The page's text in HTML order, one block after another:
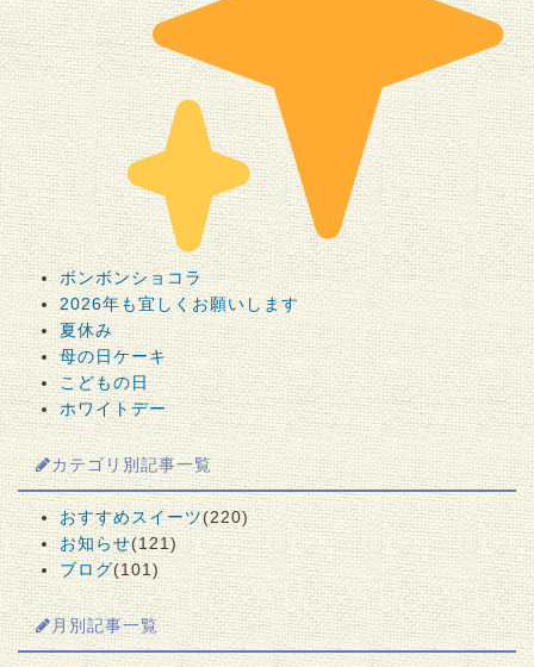
ボンボンショコラ
2026年も宜しくお願いします
夏休み
母の日ケーキ
こどもの日
ホワイトデー
カテゴリ別記事一覧
おすすめスイーツ(220)
お知らせ(121)
ブログ(101)
月別記事一覧